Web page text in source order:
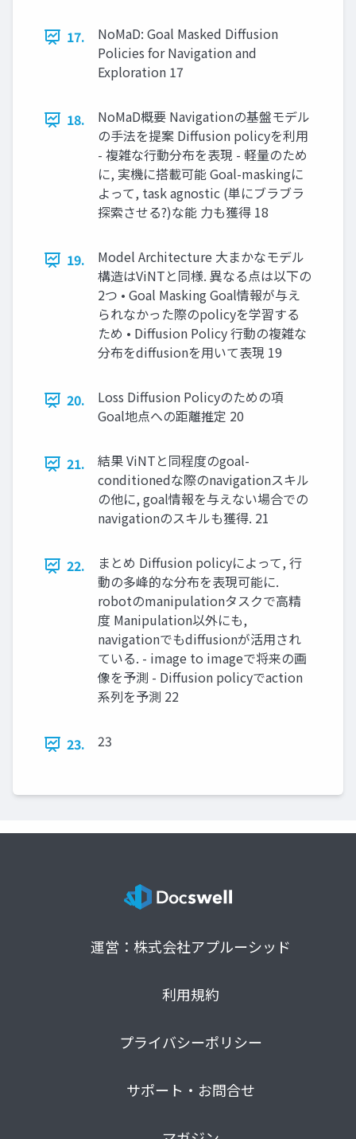
17.
NoMaD: Goal Masked Diffusion
Policies for Navigation and
Exploration 17
18.
NoMaD概要 Navigationの基盤モデル
の⼿法を提案 Diffusion policyを利⽤
- 複雑な⾏動分布を表現 - 軽量のため
に, 実機に搭載可能 Goal-maskingに
よって, task agnostic (単にブラブラ
探索させる?)な能 ⼒も獲得 18
19.
Model Architecture 大まかなモデル
構造はViNTと同様. 異なる点は以下の
2つ • Goal Masking Goal情報が与え
られなかった際のpolicyを学習する
ため • Diffusion Policy 行動の複雑な
分布をdiffusionを用いて表現 19
20.
Loss Diffusion Policyのための項
Goal地点への距離推定 20
21.
結果 ViNTと同程度のgoal-
conditionedな際のnavigationスキル
の他に, goal情報を与えない場合での
navigationのスキルも獲得. 21
22.
まとめ Diffusion policyによって, ⾏
動の多峰的な分布を表現可能に.
robotのmanipulationタスクで⾼精
度 Manipulation以外にも,
navigationでもdiffusionが活⽤され
ている. - image to imageで将来の画
像を予測 - Diffusion policyでaction
系列を予測 22
23. 23
運営：株式会社アプルーシッド
利用規約
プライバシーポリシー
サポート・お問合せ